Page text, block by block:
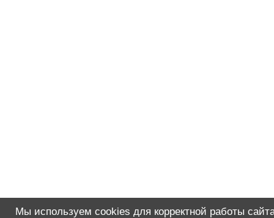
Мы используем cookies для корректной работы